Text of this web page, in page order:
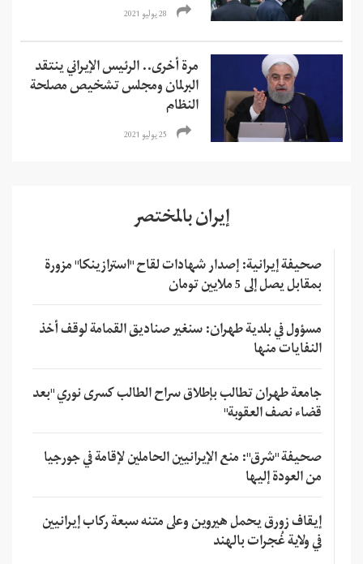
28 يوليو 2021
مرة أخرى.. الرئيس الإيراني ينتقد
البرلمان ومجلس تشخيص مصلحة
النظام
25 يوليو 2021
إيران بالمختصر
صحيفة إيرانية: إصدار شهادات لقاح "استرازينكا" مزورة
بمقابل يصل إلى 5 ملايين تومان
مسؤول في بلدية طهران: سنغير صناديق القمامة لوقف أخذ
النفايات منها
جامعة طهران تطالب بإطلاق سراح الطالب كسرى نوري "بعد
قضاء نصف العقوبة"
صحيفة "شرق": منع الإيرانيين الحاملين لإقامة في جورجيا
من العودة إليها
إيقاف زورق يحمل هيروين وعلى متنه سبعة ركاب إيرانيين
في ولاية غُجرات بالهند